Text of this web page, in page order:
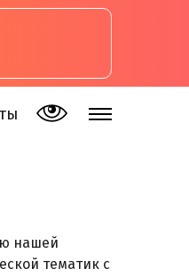
нашей
тематик с